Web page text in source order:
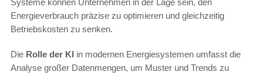
Energieverbrauch präzise zu optimieren und gleichzeitig
Betriebskosten zu senken.
Die Rolle der KI in modernen Energiesystemen umfasst die
Analyse großer Datenmengen, um Muster und Trends zu